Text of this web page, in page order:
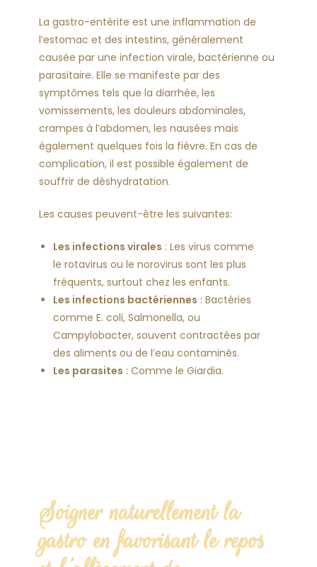
La gastro-entérite est une inflammation de
l’estomac et des intestins, généralement
causée par une infection virale, bactérienne ou
parasitaire. Elle se manifeste par des
symptômes tels que la diarrhée, les
vomissements, les douleurs abdominales,
crampes à l’abdomen, les nausées mais
également quelques fois la fièvre. En cas de
complication, il est possible également de
souffrir de déshydratation.
Les causes peuvent-être les suivantes:
Les infections virales : Les virus comme
le rotavirus ou le norovirus sont les plus
fréquents, surtout chez les enfants.
Les infections bactériennes : Bactéries
comme E. coli, Salmonella, ou
Campylobacter, souvent contractées par
des aliments ou de l’eau contaminés.
Les parasites : Comme le Giardia.
Soigner naturellement la
gastro en favorisant le repos